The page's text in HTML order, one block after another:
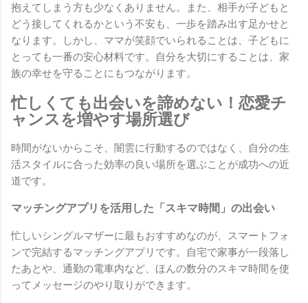
抱えてしまう方も少なくありません。また、相手が子どもと
どう接してくれるかという不安も、一歩を踏み出す足かせと
なります。しかし、ママが笑顔でいられることは、子どもに
とっても一番の安心材料です。自分を大切にすることは、家
族の幸せを守ることにもつながります。
忙しくても出会いを諦めない！恋愛チ
ャンスを増やす場所選び
時間がないからこそ、闇雲に行動するのではなく、自分の生
活スタイルに合った効率の良い場所を選ぶことが成功への近
道です。
マッチングアプリを活用した「スキマ時間」の出会い
忙しいシングルマザーに最もおすすめなのが、スマートフォ
ンで完結するマッチングアプリです。自宅で家事が一段落し
たあとや、通勤の電車内など、ほんの数分のスキマ時間を使
ってメッセージのやり取りができます。